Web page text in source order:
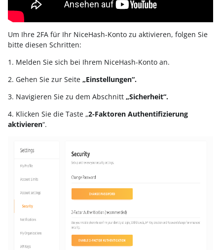
Um Ihre 2FA für Ihr NiceHash-Konto zu aktivieren, folgen Sie
bitte diesen Schritten:
1. Melden Sie sich bei Ihrem NiceHash-Konto an.
2. Gehen Sie zur Seite „Einstellungen“.
3. Navigieren Sie zu dem Abschnitt „Sicherheit“.
4. Klicken Sie die Taste „2-Faktoren Authentifizierung
aktivieren“.